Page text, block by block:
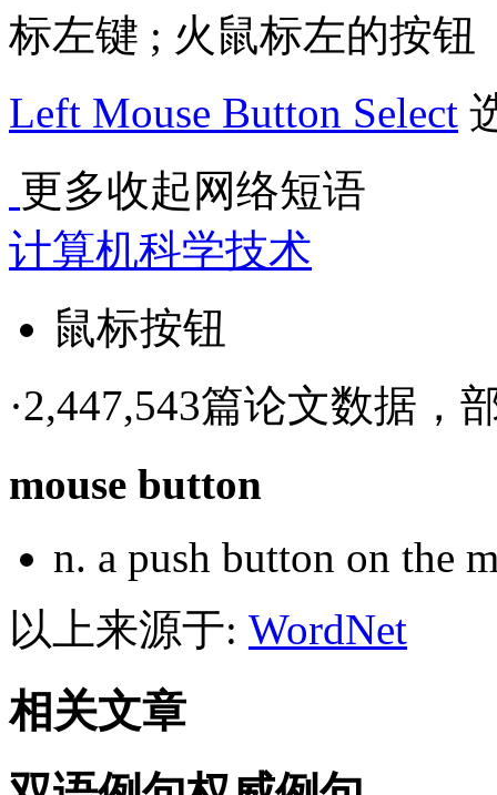
标左键 ; 火鼠标左的按钮
Left Mouse Button Select
更多收起 网络短语
计算机科学技术
鼠标按钮
·2,447,543篇论文数据，
mouse button
n. a push button on the
以上来源于: WordNet
相关文章